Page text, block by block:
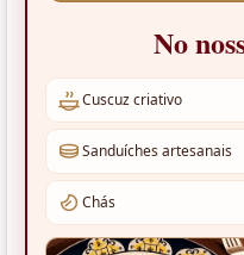
No
Cuscuz criativo
Sanduíches artesanais
Chás